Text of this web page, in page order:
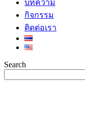
บทความ
กิจกรรม
ติดต่อเรา
Search